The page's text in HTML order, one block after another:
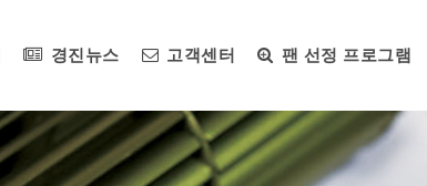
경진뉴스 고객센터 팬 선정 프로그램